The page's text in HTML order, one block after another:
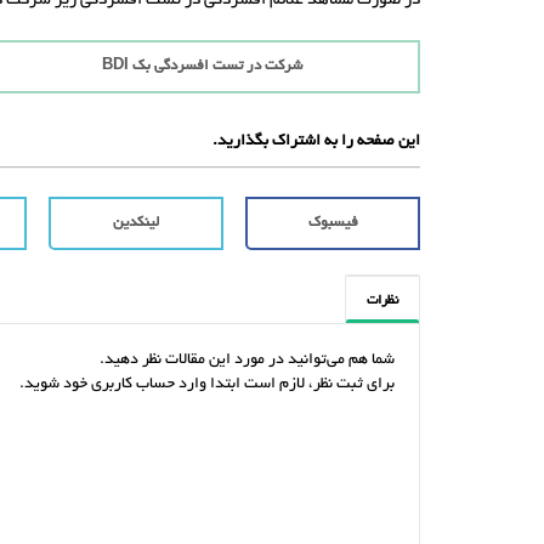
شرکت در تست افسردگی بک BDI
این صفحه را به اشتراک بگذارید.
فیسبوک لینکدین
نظرات
شما هم می‌توانید در مورد این مقالات نظر دهید.
برای ثبت نظر، لازم است ابتدا وارد حساب کاربری خود شوید.